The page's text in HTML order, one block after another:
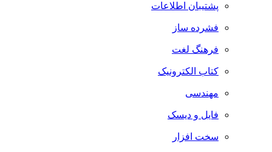
پشتیبان اطلاعات
فشرده ساز
فرهنگ لغت
کتاب الکترونیک
مهندسی
فایل و دیسک
سخت افزار